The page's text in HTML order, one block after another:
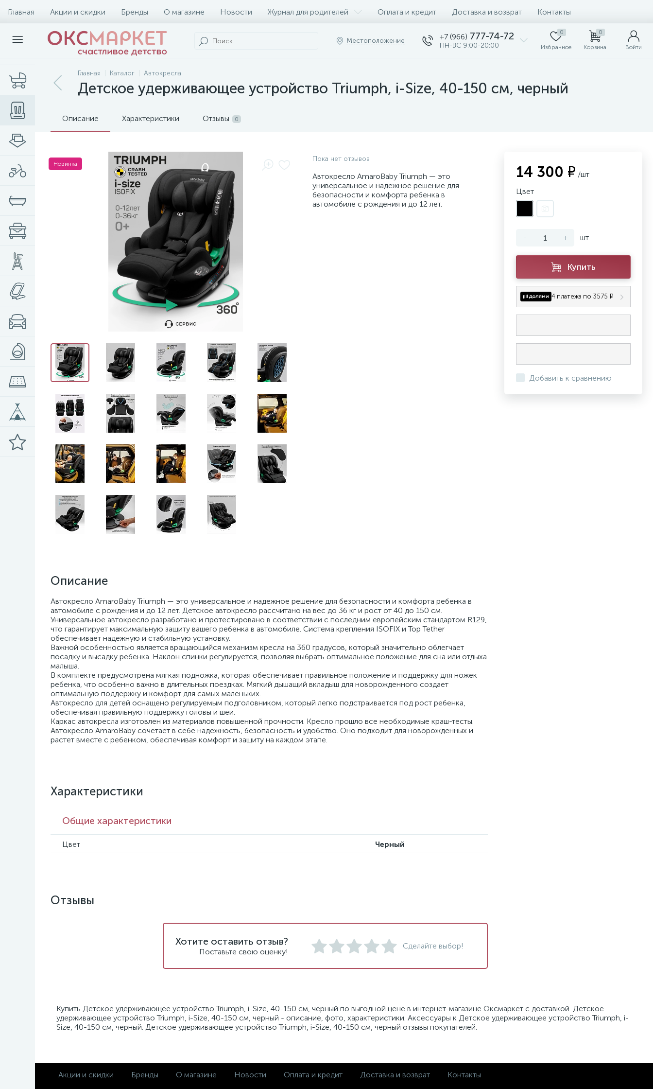
Главная Акции и скидки Бренды О магазине Новости Журнал для родителей Оплата и кредит Доставка и возврат Контакты
Местоположение +7 (966) 777-74-72
ПН-ВС 9:00-20:00
0
Избранное
0
Корзина Войти
Главная Каталог Автокресла
Детское удерживающее устройство Triumph, i-Size, 40-150 см, черный
Описание Характеристики Отзывы 0
Новинка
Пока нет отзывов
Автокресло AmaroBaby Triumph — это
универсальное и надежное решение для
безопасности и комфорта ребенка в
автомобиле с рождения и до 12 лет.
Описание
Автокресло AmaroBaby Triumph — это универсальное и надежное решение для безопасности и комфорта ребенка в
автомобиле с рождения и до 12 лет. Детское автокресло рассчитано на вес до 36 кг и рост от 40 до 150 см.
Универсальное автокресло разработано и протестировано в соответствии с последним европейским стандартом R129,
что гарантирует максимальную защиту вашего ребенка в автомобиле. Система крепления ISOFIX и Top Tether
обеспечивает надежную и стабильную установку.
Важной особенностью является вращающийся механизм кресла на 360 градусов, который значительно облегчает
посадку и высадку ребенка. Наклон спинки регулируется, позволяя выбрать оптимальное положение для сна или отдыха
малыша.
В комплекте предусмотрена мягкая подножка, которая обеспечивает правильное положение и поддержку для ножек
ребенка, что особенно важно в длительных поездках. Мягкий дышащий вкладыш для новорожденного создает
оптимальную поддержку и комфорт для самых маленьких.
Автокресло для детей оснащено регулируемым подголовником, который легко подстраивается под рост ребенка,
обеспечивая правильную поддержку головы и шеи.
Каркас автокресла изготовлен из материалов повышенной прочности. Кресло прошло все необходимые краш-тесты.
Автокресло AmaroBaby сочетает в себе надежность, безопасность и удобство. Оно подходит для новорожденных и
растет вместе с ребенком, обеспечивая комфорт и защиту на каждом этапе.
Характеристики
Общие характеристики
Цвет Черный
14 300 ₽ /шт
Цвет
- + шт
Купить
4 платежа по 3575 ₽
Добавить к сравнению
Отзывы
Хотите оставить отзыв?
Поставьте свою оценку!
Сделайте выбор!
Купить Детское удерживающее устройство Triumph, i-Size, 40-150 см, черный по выгодной цене в интернет-магазине Оксмаркет с доставкой. Детское
удерживающее устройство Triumph, i-Size, 40-150 см, черный - описание, фото, характеристики. Аксессуары к Детское удерживающее устройство Triumph, i-
Size, 40-150 см, черный. Детское удерживающее устройство Triumph, i-Size, 40-150 см, черный отзывы покупателей.
Акции и скидки Бренды О магазине Новости Оплата и кредит Доставка и возврат Контакты